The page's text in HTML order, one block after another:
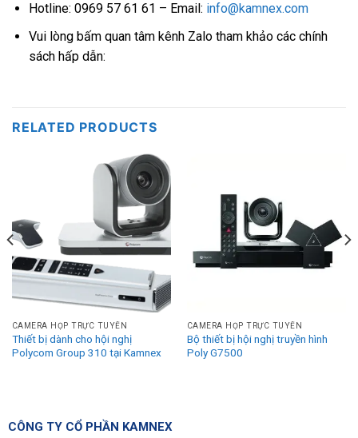
Hotline: 0969 57 61 61 – Email: info@kamnex.com
Vui lòng bấm quan tâm kênh Zalo tham khảo các chính
sách hấp dẫn:
RELATED PRODUCTS
CAMERA HỌP TRỰC TUYẾN
Thiết bị dành cho hội nghị
Polycom Group 310 tại Kamnex
CAMERA HỌP TRỰC TUYẾN
Bộ thiết bị hội nghị truyền hình
Poly G7500
CÔNG TY CỔ PHẦN KAMNEX